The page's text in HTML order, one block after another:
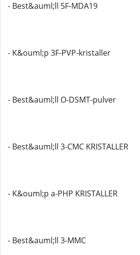
- Best&auml;ll 5F-MDA19
- K&ouml;p 3F-PVP-kristaller
- Best&auml;ll O-DSMT-pulver
- Best&auml;ll 3-CMC KRISTALLER
- K&ouml;p a-PHP KRISTALLER
- Best&auml;ll 3-MMC